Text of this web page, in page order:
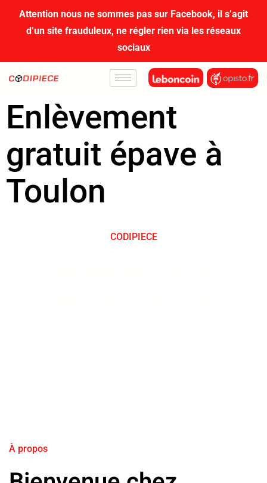
principalAttention nous ne sommes pas sur Facebook, il s’agit
d’un site frauduleux, ne régler rien via les réseaux
sociaux
Enlèvement
gratuit épave à
Toulon
CODIPIECE
À propos